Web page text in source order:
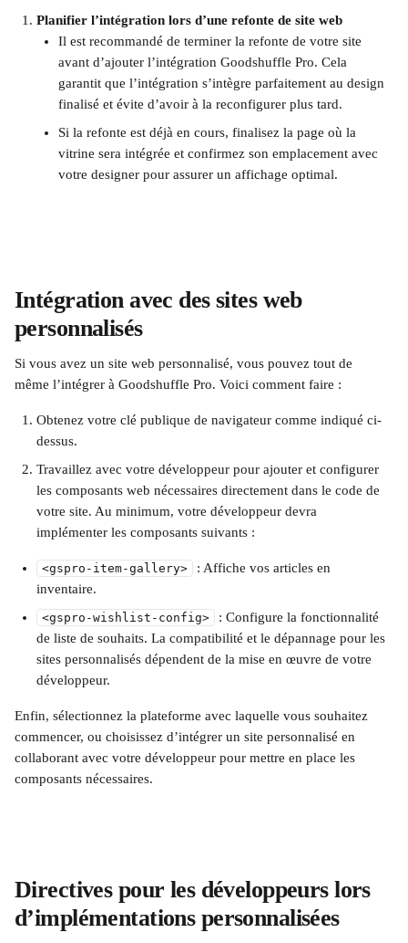
Planifier l’intégration lors d’une refonte de site web
Il est recommandé de terminer la refonte de votre site
avant d’ajouter l’intégration Goodshuffle Pro. Cela
garantit que l’intégration s’intègre parfaitement au design
finalisé et évite d’avoir à la reconfigurer plus tard.
Si la refonte est déjà en cours, finalisez la page où la
vitrine sera intégrée et confirmez son emplacement avec
votre designer pour assurer un affichage optimal.
Intégration avec des sites web
personnalisés
Si vous avez un site web personnalisé, vous pouvez tout de
même l’intégrer à Goodshuffle Pro. Voici comment faire :
Obtenez votre clé publique de navigateur comme indiqué ci-
dessus.
Travaillez avec votre développeur pour ajouter et configurer
les composants web nécessaires directement dans le code de
votre site. Au minimum, votre développeur devra
implémenter les composants suivants :
<gspro-item-gallery>
: Affiche vos articles en
inventaire.
<gspro-wishlist-config>
: Configure la fonctionnalité
de liste de souhaits. La compatibilité et le dépannage pour les
sites personnalisés dépendent de la mise en œuvre de votre
développeur.
Enfin, sélectionnez la plateforme avec laquelle vous souhaitez
commencer, ou choisissez d’intégrer un site personnalisé en
collaborant avec votre développeur pour mettre en place les
composants nécessaires.
Directives pour les développeurs lors
d’implémentations personnalisées